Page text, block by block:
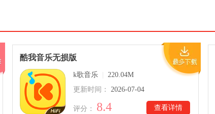
酷我音乐无损版
k歌音乐
220.04M
更新时间：
2026-07-04
查看详情
评分： 8.4